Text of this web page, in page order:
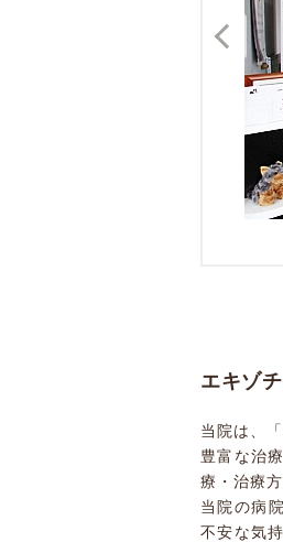
エキゾ
当院は、
豊富な治
療・治療
当院の病
不安な気